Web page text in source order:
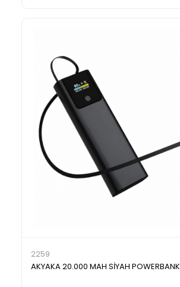
2259
AKYAKA 20.000 MAH SİYAH POWERBANK